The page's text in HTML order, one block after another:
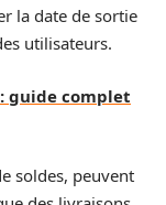
la date de sortie
utilisateurs.
guide complet
soldes, peuvent